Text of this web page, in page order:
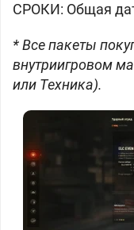
СРОКИ: Общая
* Все пакеты
внутриигровом
или Техника).